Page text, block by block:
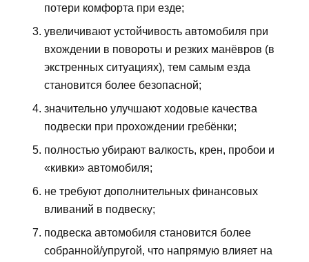
потери комфорта при езде;
увеличивают устойчивость автомобиля при
вхождении в повороты и резких манёвров (в
экстренных ситуациях), тем самым езда
становится более безопасной;
значительно улучшают ходовые качества
подвески при прохождении гребёнки;
полностью убирают валкость, крен, пробои и
«кивки» автомобиля;
не требуют дополнительных финансовых
вливаний в подвеску;
подвеска автомобиля становится более
собранной/упругой, что напрямую влияет на